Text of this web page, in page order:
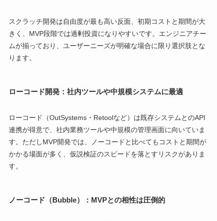
スクラッチ開発は自由度が最も高い反面、初期コストと期間が大
きく、MVP段階では過剰投資になりやすいです。エンジニアチー
ムが揃っており、ユーザーニーズが明確な場合に限り選択肢とな
ります。
ローコード開発：社内ツールや中規模システムに最適
ローコード（OutSystems・Retoolなど）は既存システムとのAPI
連携が得意で、社内業務ツールや中規模の管理画面に向いていま
す。ただしMVP開発では、ノーコードと比べてもコストと期間が
かかる場面が多く、仮説検証のスピードを落とすリスクがありま
す。
ノーコード（Bubble）：MVPとの相性は圧倒的